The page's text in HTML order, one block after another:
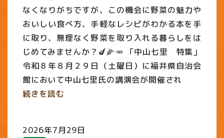
なくなりがちですが、この機会に野菜の魅力や
おいしい食べ方、手軽なレシピがわかる本を手
に取り、無理なく野菜を取り入れる暮らしをは
じめてみませんか？🍆🌽🥕 「中山七里 特集」
令和８年８月２９日（土曜日）に福井県自治会
館において中山七里氏の講演会が開催され
続きを読む
2026年7月29日